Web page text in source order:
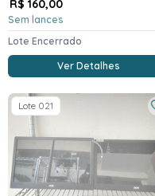
R$ 160,00
Sem lances
Lote Encerrado
Ver Detalhes
Lote 021